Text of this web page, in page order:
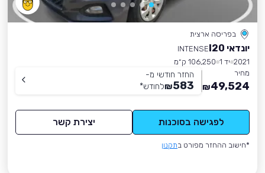
בפריסה ארצית
יונדאי I20
INTENSE
2021 יד 1
106,250 ק״מ
מחיר
49,524
₪
החזר חודשי מ-
583
₪לחודש*
לפגישה בסוכנות יצירת קשר
*חישוב ההחזר מפורט בתקנון